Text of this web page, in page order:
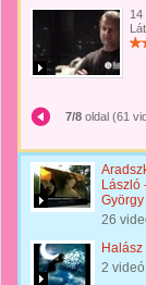
14
7/8 oldal (61
László
György
26
Halász
2 videó